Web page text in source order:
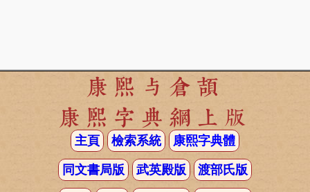
康熙与倉頡
康熙字典網上版
主頁 檢索系統 康熙字典體
同文書局版 武英殿版 渡部氏版